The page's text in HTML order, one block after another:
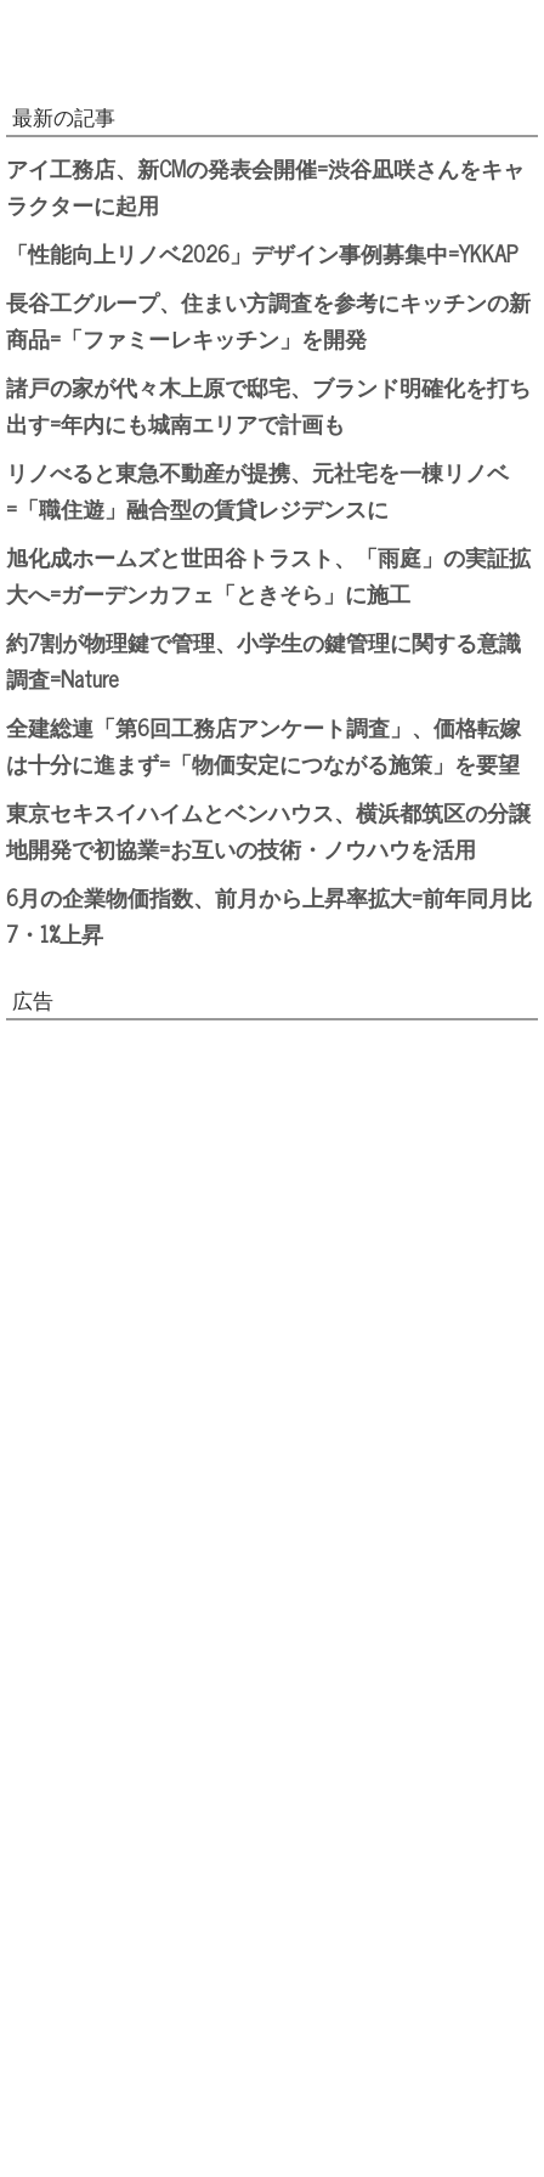
最新の記事
アイ工務店、新CMの発表会開催=渋谷凪咲さんをキャ
ラクターに起用
「性能向上リノベ2026」デザイン事例募集中=YKKAP
長谷工グループ、住まい方調査を参考にキッチンの新
商品=「ファミーレキッチン」を開発
諸戸の家が代々木上原で邸宅、ブランド明確化を打ち
出す=年内にも城南エリアで計画も
リノべると東急不動産が提携、元社宅を一棟リノベ
=「職住遊」融合型の賃貸レジデンスに
旭化成ホームズと世田谷トラスト、「雨庭」の実証拡
大へ=ガーデンカフェ「ときそら」に施工
約7割が物理鍵で管理、小学生の鍵管理に関する意識
調査=Nature
全建総連「第6回工務店アンケート調査」、価格転嫁
は十分に進まず=「物価安定につながる施策」を要望
東京セキスイハイムとベンハウス、横浜都筑区の分譲
地開発で初協業=お互いの技術・ノウハウを活用
6月の企業物価指数、前月から上昇率拡大=前年同月比
7・1%上昇
広告